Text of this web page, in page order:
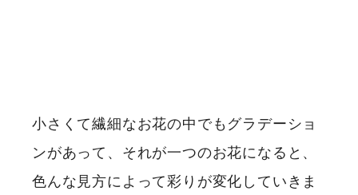
小さくて繊細なお花の中でもグラデーショ
ンがあって、それが一つのお花になると、
色んな見方によって彩りが変化していきま